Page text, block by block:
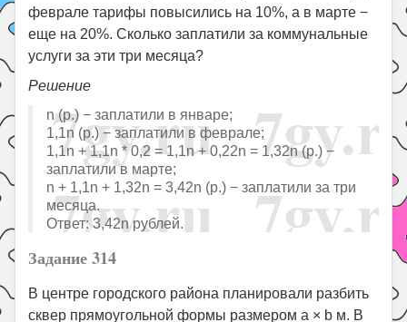
феврале тарифы повысились на 10%, а в марте −
еще на 20%. Сколько заплатили за коммунальные
услуги за эти три месяца?
Решение
n (р.) − заплатили в январе;
1,1n (р.) − заплатили в феврале;
1,1n + 1,1n * 0,2 = 1,1n + 0,22n = 1,32n (р.) −
заплатили в марте;
n + 1,1n + 1,32n = 3,42n (р.) − заплатили за три
месяца.
Ответ: 3,42n рублей.
Задание 314
В центре городского района планировали разбить
сквер прямоугольной формы размером a × b м. В